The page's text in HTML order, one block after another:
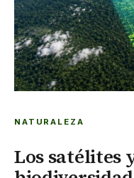
NATURALEZA
Los satélites